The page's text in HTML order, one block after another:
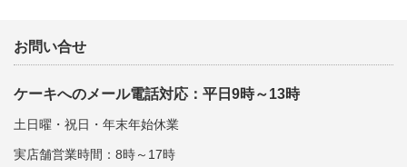
お問い合せ
ケーキへのメール電話対応：平日9時～13時
土日曜・祝日・年末年始休業
実店舗営業時間：8時～17時